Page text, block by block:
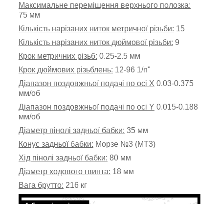
Максимальне переміщення верхнього полозка:
75 мм
Кількість нарізаних ниток метричної різьби: 15
Кількість нарізаних ниток дюймової різьби: 9
Крок метричних різьб: 0.25-2.5 мм
Крок дюймових різьблень: 12-96 1/n"
Діапазон поздовжньої подачі по осі X 0.03-0.375
мм/об
Діапазон поздовжньої подачі по осі Y 0.015-0.188
мм/об
Діаметр пінолі задньої бабки: 35 мм
Конус задньої бабки: Морзе №3 (MT3)
Хід пінолі задньої бабки: 80 мм
Діаметр ходового гвинта: 18 мм
Вага брутто: 216 кг